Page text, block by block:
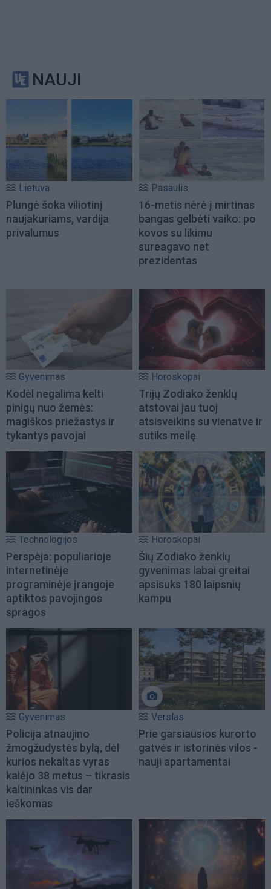
NAUJI
Lietuva
Plungė šoka viliotinį
naujakuriams, vardija
privalumus
Pasaulis
16-metis nėrė į mirtinas
bangas gelbėti vaiko: po
kovos su likimu
sureagavo net
prezidentas
Gyvenimas
Kodėl negalima kelti
pinigų nuo žemės:
magiškos priežastys ir
tykantys pavojai
Horoskopai
Trijų Zodiako ženklų
atstovai jau tuoj
atsisveikins su vienatve ir
sutiks meilę
Technologijos
Perspėja: populiarioje
internetinėje
programinėje įrangoje
aptiktos pavojingos
spragos
Horoskopai
Šių Zodiako ženklų
gyvenimas labai greitai
apsisuks 180 laipsnių
kampu
Gyvenimas
Policija atnaujino
žmogžudystės bylą, dėl
kurios nekaltas vyras
kalėjo 38 metus – tikrasis
kaltininkas vis dar
ieškomas
Verslas
Prie garsiausios kurorto
gatvės ir istorinės vilos -
nauji apartamentai